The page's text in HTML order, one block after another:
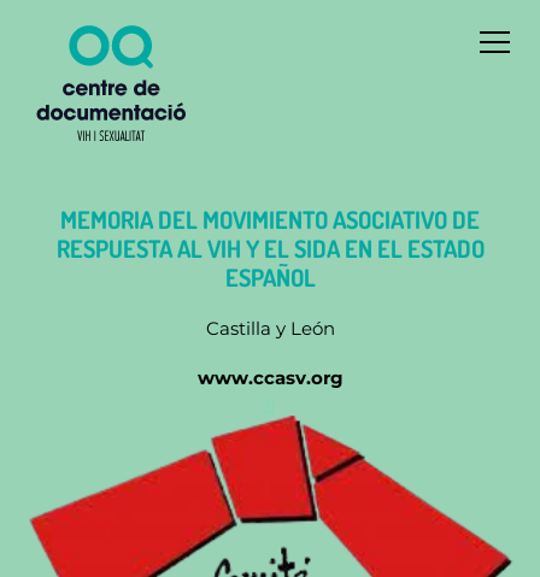
MEMORIA DEL MOVIMIENTO ASOCIATIVO DE
RESPUESTA AL VIH Y EL SIDA EN EL ESTADO
ESPAÑOL
Castilla y León
www.ccasv.org